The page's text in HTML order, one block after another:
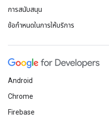
การสนับสนุน
ข้อกำหนดในการให้บริการ
Android
Chrome
Firebase